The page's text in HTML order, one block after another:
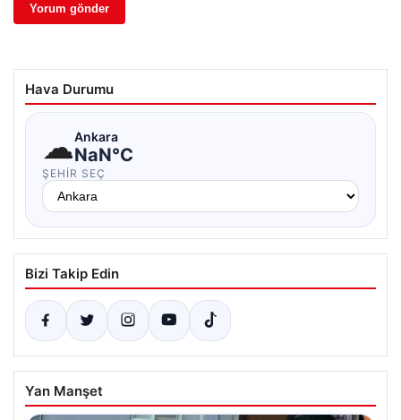
Hava Durumu
☁Ankara
NaN°C
ŞEHIR SEÇ
Bizi Takip Edin
Yan Manşet